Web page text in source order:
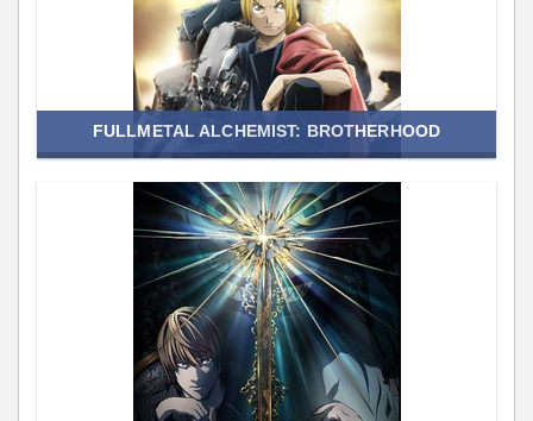
FULLMETAL ALCHEMIST: BROTHERHOOD